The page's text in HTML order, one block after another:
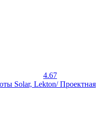
4.67
Solar, Lekton/ Проектная